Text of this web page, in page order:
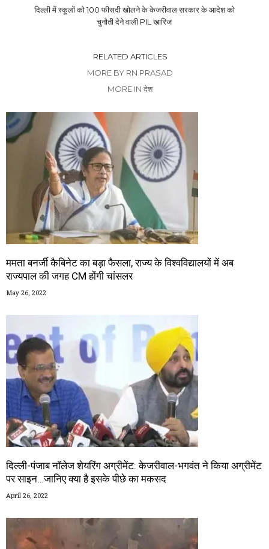
दिल्ली में स्कूलों को 100 फीसदी खोलने के केजरीवाल सरकार के आदेश को
चुनौती देने वाली PIL खारिज
RELATED ARTICLES
MORE BY RN PRASAD
MORE IN देश
ममता बनर्जी कैबिनेट का बड़ा फैसला, राज्य के विश्वविद्यालयों में अब
राज्यपाल की जगह CM होंगी चांसलर
May 26, 2022
दिल्ली-पंजाब नॉलेज शेयरिंग अग्रीमेंट: केजरीवाल-भगवंत ने किया अग्रीमेंट
पर साइन…जानिए क्या है इसके पीछे का मकसद
April 26, 2022